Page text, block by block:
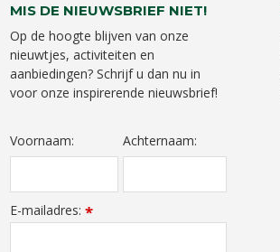
MIS DE NIEUWSBRIEF NIET!
Op de hoogte blijven van onze
nieuwtjes, activiteiten en
aanbiedingen? Schrijf u dan nu in
voor onze inspirerende nieuwsbrief!
Voornaam: Achternaam:
E-mailadres: *